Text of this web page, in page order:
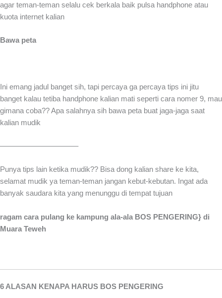
agar teman-teman selalu cek berkala baik pulsa handphone atau
kuota internet kalian
Bawa peta
Ini emang jadul banget sih, tapi percaya ga percaya tips ini jitu
banget kalau tetiba handphone kalian mati seperti cara nomer 9, mau
gimana coba?? Apa salahnya sih bawa peta buat jaga-jaga saat
kalian mudik
——————————–
Punya tips lain ketika mudik?? Bisa dong kalian share ke kita,
selamat mudik ya teman-teman jangan kebut-kebutan. Ingat ada
banyak saudara kita yang menunggu di tempat tujuan
ragam cara pulang ke kampung ala-ala BOS PENGERING} di
Muara Teweh
6 ALASAN KENAPA HARUS BOS PENGERING